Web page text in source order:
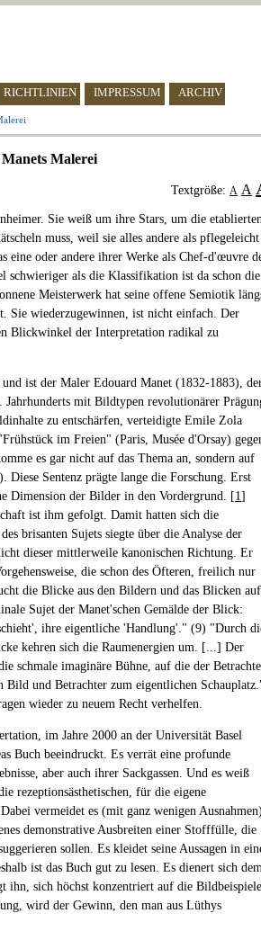
RICHTLINIEN IMPRESSUM ARCHIV
Malerei
Textgröße: A A
Sie weiß um ihre Stars, um die
muss, weil sie alles andere als pflegeleicht
eine oder andere ihrer Werke als Chef-d'œuvre
schwieriger als die Klassifikation ist da schon die
Meisterwerk hat seine offene Semiotik
Sie wiederzugewinnen, ist nicht einfach. Der
Blickwinkel der Interpretation radikal zu
ist der Maler Edouard Manet (1832-1883),
Jahrhunderts mit Bildtypen revolutionärer
zu entschärfen, verteidigte Emile Zola
im Freien" (Paris, Musée d'Orsay)
es gar nicht auf das Thema an, sondern auf
Sentenz prägte lange die Forschung. Erst
Dimension der Bilder in den Vordergrund. [1]
ist ihm gefolgt. Damit hatten sich die
brisanten Sujets siegte über die Analyse der
dieser mittlerweile kanonischen Richtung. Er
die schon des Öfteren, freilich nur
die Blicke aus den Bildern und das Blicken auf
Sujet der Manet'schen Gemälde der Blick:
ihre eigentliche 'Handlung'." (9) "Durch
kehren sich die Raumenergien um. [...] Der
schmale imaginäre Bühne, auf die der
und Betrachter zum eigentlichen
wieder zu neuem Recht verhelfen.
im Jahre 2000 an der Universität Basel
Buch beeindruckt. Es verrät eine profunde
aber auch ihrer Sackgassen. Und es weiß
rezeptionsästhetischen, für die eigene
vermeidet es (mit ganz wenigen
demonstrative Ausbreiten einer Stofffülle, die
sollen. Es kleidet seine Aussagen in
ist das Buch gut zu lesen. Es dienert sich
ihn, sich höchst konzentriert auf die Bildbeispiele
wird der Gewinn, den man aus Lüthys